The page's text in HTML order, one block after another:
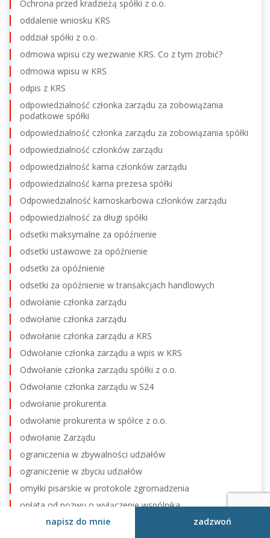
Ochrona przed kradzieżą spółki z o.o.
oddalenie wniosku KRS
oddział spółki z o.o.
odmowa wpisu czy wezwanie KRS. Co z tym zrobić?
odmowa wpisu w KRS
odpis z KRS
odpowiedzialność członka zarządu za zobowiązania
podatkowe spółki
odpowiedzialność członka zarządu za zobowiązania spółki
odpowiedzialność członków zarządu
odpowiedzialność karna członków zarządu
odpowiedzialność karna prezesa spółki
Odpowiedzialność karnoskarbowa członków zarządu
odpowiedzialność za długi spółki
odsetki maksymalne za opóźnienie
odsetki ustawowe za opóźnienie
odsetki za opóźnienie
odsetki za opóźnienie w transakcjach handlowych
odwołanie członka zarządu
odwołanie członka zarządu
odwołanie członka zarządu a KRS
Odwołanie członka zarządu a wpis w KRS
Odwołanie członka zarządu spółki z o.o.
Odwołanie członka zarządu w S24
odwołanie prokurenta
odwołanie prokurenta w spółce z o.o.
odwołanie Zarządu
ograniczenia w zbywalności udziałów
ograniczenie w zbyciu udziałów
omyłki pisarskie w protokole zgromadzenia
opłata od pozwu o wyłączenie wspólnika
opłaty KRSnapisz do mnie zadzwoń